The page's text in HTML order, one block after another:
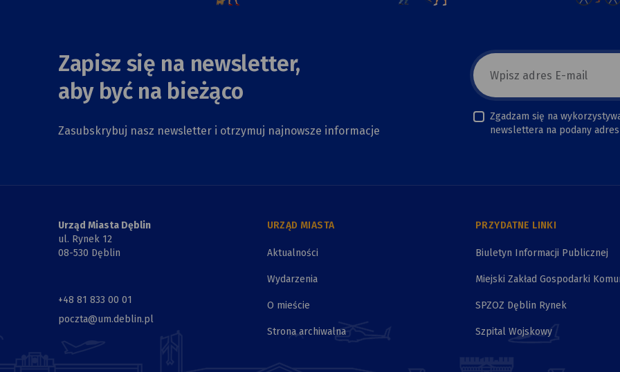
Zapisz się na newsletter,
aby być na bieżąco
Zasubskrybuj nasz newsletter i otrzymuj najnowsze informacje
E-
mail
newsletter
Zgadzam się na
newslettera na podany
Urząd Miasta Dęblin
ul. Rynek 12
08-530 Dęblin
+48 81 833 00 01
poczta@um.deblin.pl
URZĄD MIASTA
Aktualności
Wydarzenia
O mieście
Strona archiwalna
PRZYDATNE LINKI
Biuletyn Informacji Publicznej
Miejski Zakład Gospodarki
SPZOZ Dęblin Rynek
Szpital Wojskowy